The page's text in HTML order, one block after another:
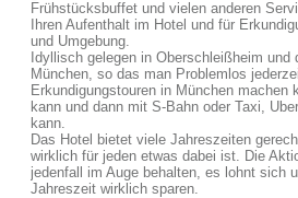
Frühstücksbuffet und vielen anderen
Ihren Aufenthalt im Hotel und für
und Umgebung.
Idyllisch gelegen in Oberschleißheim und
München, so das man Problemlos
Erkundigungstouren in München machen
kann und dann mit S-Bahn oder Taxi,
kann.
Das Hotel bietet viele Jahreszeiten
wirklich für jeden etwas dabei ist. Die
jedenfall im Auge behalten, es lohnt sich
Jahreszeit wirklich sparen.